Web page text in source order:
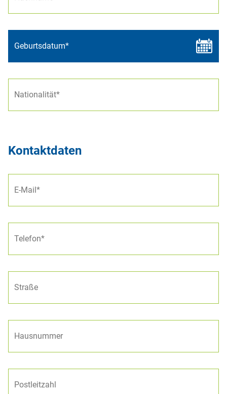
Kontaktdaten